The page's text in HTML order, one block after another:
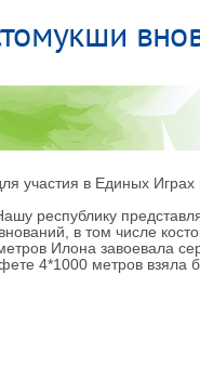
участия в Единых
республику
в том числе
Илона завоевала
4*1000 метров взяла